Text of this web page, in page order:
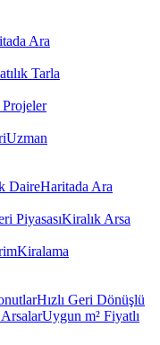
Ara
Tarla
Uzman
DaireHaritada Ara
PiyasasıKiralık Arsa
Kiralama
Hızlı Geri Dönüşlü
ArsalarUygun m² Fiyatlı